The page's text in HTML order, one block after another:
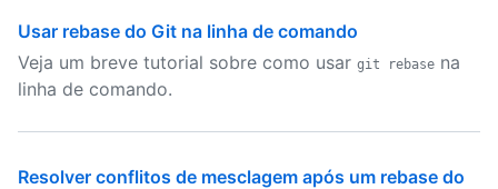
Usar rebase do Git na linha de comando
Veja um breve tutorial sobre como usar git rebase na
linha de comando.
Resolver conflitos de mesclagem após um rebase do